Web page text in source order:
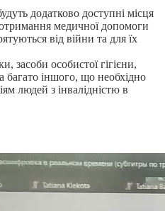
додатково доступні місця
медичної допомоги
від війни та для їх
засоби особистої гігієни,
багато іншого, що необхідно
людей з інвалідністю в